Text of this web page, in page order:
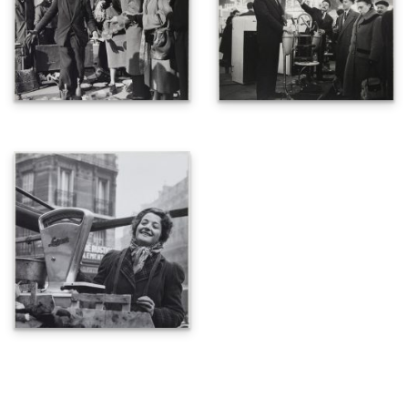
Lire la suite...